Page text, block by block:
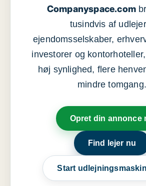
Companyspace.com
tusindvis af
ejendomsselskaber,
investorer og
høj synlighed, flere
mindre tomgang.
Opret din annonce
Find lejer nu
Start